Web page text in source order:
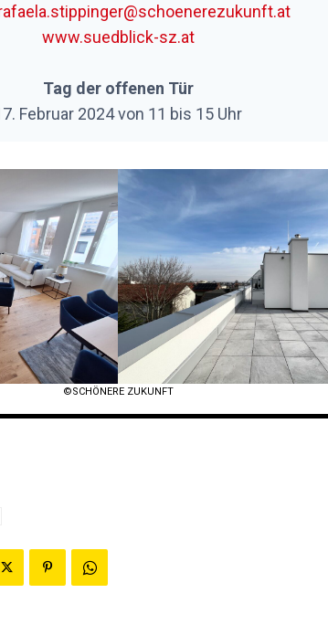
www.suedblick-sz.at
Tag der offenen Tür
Februar 2024 von 11 bis 15 Uhr
©SCHÖNERE ZUKUNFT